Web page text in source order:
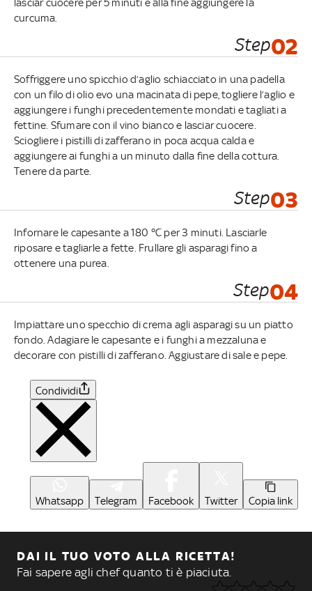
lasciar cuocere per 5 minuti e alla fine aggiungere la
curcuma.
Step02
Soffriggere uno spicchio d’aglio schiacciato in una padella
con un filo di olio evo una macinata di pepe, togliere l’aglio e
aggiungere i funghi precedentemente mondati e tagliati a
fettine. Sfumare con il vino bianco e lasciar cuocere.
Sciogliere i pistilli di zafferano in poca acqua calda e
aggiungere ai funghi a un minuto dalla fine della cottura.
Tenere da parte.
Step03
Infornare le capesante a 180 °C per 3 minuti. Lasciarle
riposare e tagliarle a fette. Frullare gli asparagi fino a
ottenere una purea.
Step04
Impiattare uno specchio di crema agli asparagi su un piatto
fondo. Adagiare le capesante e i funghi a mezzaluna e
decorare con pistilli di zafferano. Aggiustare di sale e pepe.
Condividi
Whatsapp Telegram Facebook Twitter Copia link
DAI IL TUO VOTO ALLA RICETTA!
Fai sapere agli chef quanto ti è piaciuta.